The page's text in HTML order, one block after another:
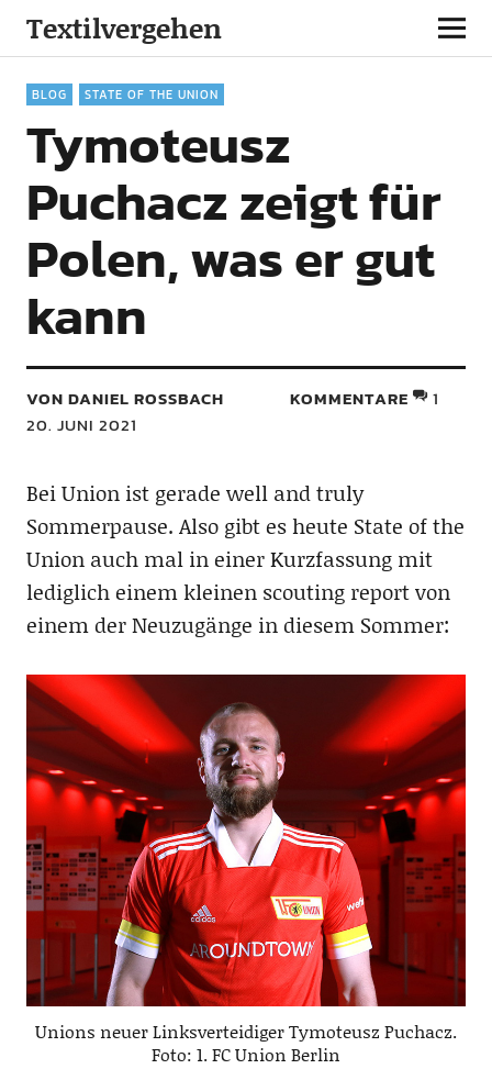
Textilvergehen
BLOG STATE OF THE UNION
Tymoteusz
Puchacz zeigt für
Polen, was er gut
kann
VON DANIEL ROSSBACH
20. JUNI 2021
KOMMENTARE 1
Bei Union ist gerade well and truly
Sommerpause. Also gibt es heute State of the
Union auch mal in einer Kurzfassung mit
lediglich einem kleinen scouting report von
einem der Neuzugänge in diesem Sommer:
Unions neuer Linksverteidiger Tymoteusz Puchacz.
Foto: 1. FC Union Berlin